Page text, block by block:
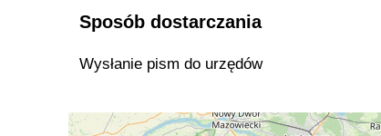
Sposób dostarczania
Wysłanie pism do urzędów